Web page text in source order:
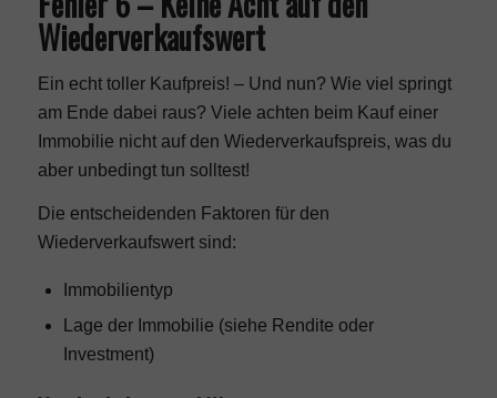
Wiederverkaufswert
Ein echt toller Kaufpreis! – Und nun? Wie viel springt
am Ende dabei raus? Viele achten beim Kauf einer
Immobilie nicht auf den Wiederverkaufspreis, was du
aber unbedingt tun solltest!
Die entscheidenden Faktoren für den
Wiederverkaufswert sind:
Immobilientyp
Lage der Immobilie (siehe Rendite oder
Investment)